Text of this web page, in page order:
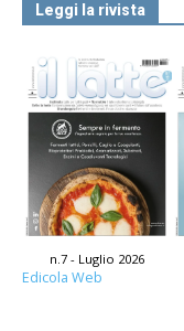
Leggi la rivista
n.7 - Luglio 2026
Edicola Web